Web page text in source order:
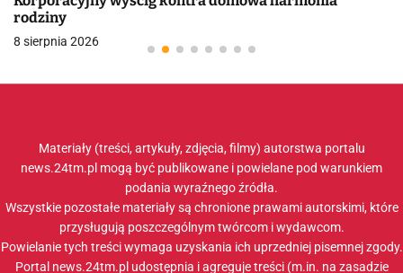
rodziny
8 sierpnia 2026
Materiały (treści, artykuły, zdjęcia, filmy) autorstwa portalu
news.24tm.pl mogą być publikowane i powielane pod warunkiem
podania wyraźnego źródła.
Wszystkie pozostałe materiały są chronione prawami autorskimi, które
przysługują poszczególnym twórcom i wydawcom.
Powielanie tych treści wymaga uzyskania ich uprzedniej pisemnej zgody.
Portal news.24tm.pl udostępnia i agreguje treści (m.in. na zasadzie